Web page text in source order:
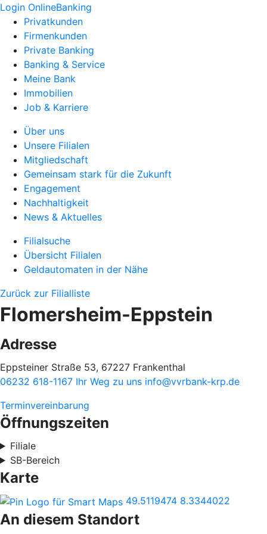
Login OnlineBanking
Privatkunden
Firmenkunden
Private Banking
Banking & Service
Meine Bank
Immobilien
Job & Karriere
Über uns
Unsere Filialen
Mitgliedschaft
Gemeinsam stark für die Zukunft
Engagement
Nachhaltigkeit
News & Aktuelles
Filialsuche
Übersicht Filialen
Geldautomaten in der Nähe
Zurück zur Filialliste
Flomersheim-Eppstein
Adresse
Eppsteiner Straße 53, 67227 Frankenthal
06232 618-1167 Ihr Weg zu uns info@vvrbank-krp.de
Terminvereinbarung
Öffnungszeiten
Filiale
SB-Bereich
Karte
49.5119474 8.3344022
An diesem Standort